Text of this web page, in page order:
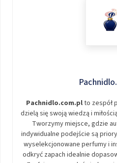
Pachnidlo.com.plto zespół
dzielą się swoją wiedzą i
Tworzymy miejsce, gdzie
indywidualne podejście są
wyselekcjonowane perfumy i
odkryć zapach idealnie